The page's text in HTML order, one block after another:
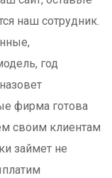
наш сотрудник.
год
фирма готова
своим клиентам
займет не